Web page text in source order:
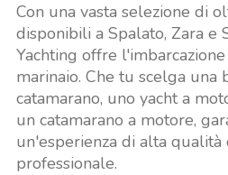
Con una vasta selezione di
disponibili a Spalato, Zara e
Yachting offre
marinaio. Che tu scelga una
catamarano, uno yacht a
un catamarano a motore,
un'esperienza di alta qualità
professionale.